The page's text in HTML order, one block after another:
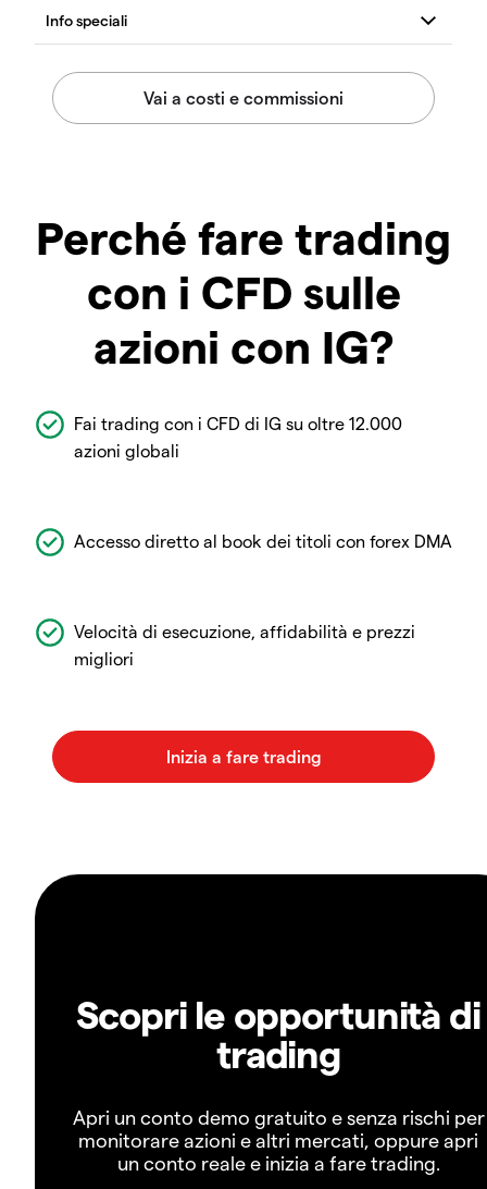
Perché fare trading
con i CFD sulle
azioni con IG?
Fai trading con i CFD di IG su oltre 12.000
azioni globali
Accesso diretto al book dei titoli con forex DMA
Velocità di esecuzione, affidabilità e prezzi
migliori
Scopri le opportunità di
trading
Apri un conto demo gratuito e senza rischi per
monitorare azioni e altri mercati, oppure apri
un conto reale e inizia a fare trading.